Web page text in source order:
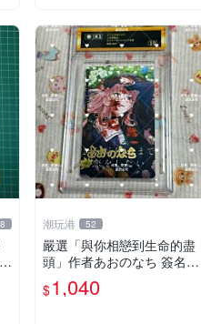
潮玩港 52
嚴選「與你相戀到生命的盡
頭」作者あおのなち 簽名照
片 3寸原裝卡磚 親筆簽名照
收藏佳品 周邊限定 照片拍
$1,040